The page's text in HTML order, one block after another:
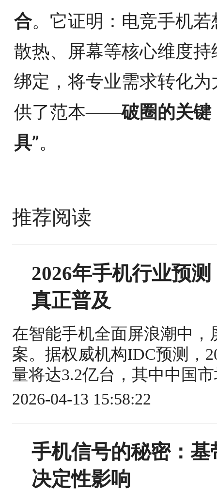
合。它证明：电竞手机
散热、屏幕等核心维度
绑定，将专业需求转化
供了范本——破圈的关键
具”。
推荐阅读
2026年手机行业预
真正普及
在智能手机全面屏浪潮中
案。据权威机构IDC预测，
量将达3.2亿台，其中中国
2026-04-13 15:58:22
手机信号的秘密：
决定性影响